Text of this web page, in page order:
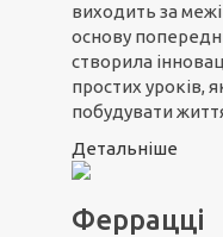
виходить за
основу
створила
простих уроків,
побудувати життя
Детальніше
Феррацці